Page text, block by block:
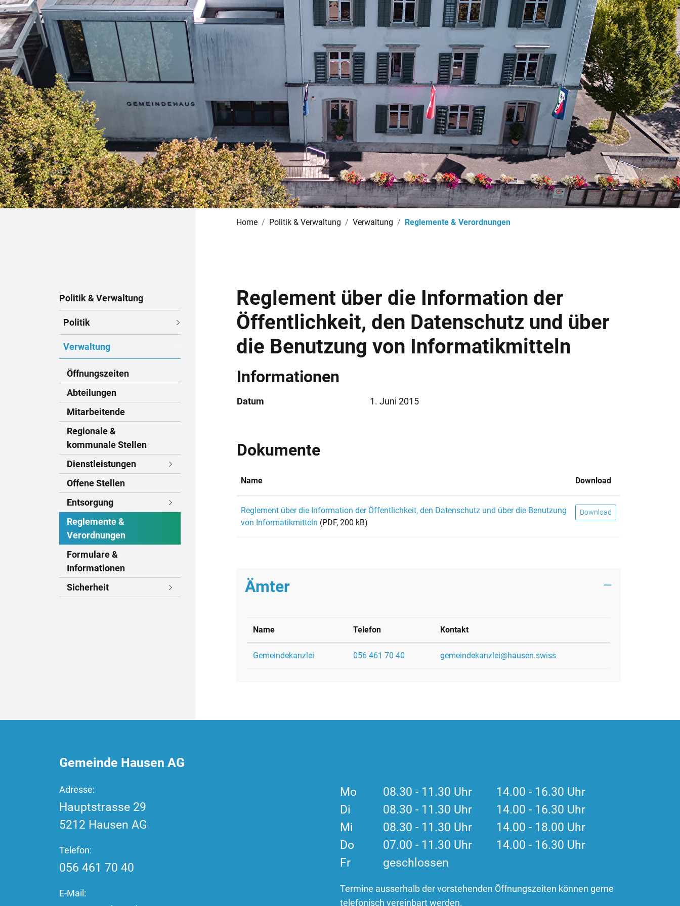
Home Politik & Verwaltung Verwaltung Reglemente & Verordnungen(ausgewählt)
Subnavigation
Politik & Verwaltung
Politik
Verwaltung
Öffnungszeiten
Abteilungen
Mitarbeitende
Regionale &
kommunale Stellen
Dienstleistungen
Offene Stellen
Entsorgung
Reglemente &
Verordnungen
(
a
u
s
Formulare &
Informationen
Sicherheit
Reglement über die Information der
Öffentlichkeit, den Datenschutz und über
die Benutzung von Informatikmitteln
Informationen
Datum 1. Juni 2015
Dokumente
Name Download
Reglement über die Information der Öffentlichkeit, den Datenschutz und über die Benutzung
von Informatikmitteln (PDF, 200 kB)
Download
Ämter
Name Telefon Kontakt
Gemeindekanzlei 056 461 70 40 gemeindekanzlei@hausen.swiss
Gemeinde Hausen AG
Adresse:
Hauptstrasse 29
5212 Hausen AG
Telefon:
056 461 70 40
E-Mail:
Mo
08.30 - 11.30 Uhr 14.00 - 16.30 Uhr
Di
08.30 - 11.30 Uhr 14.00 - 16.30 Uhr
Mi
08.30 - 11.30 Uhr 14.00 - 18.00 Uhr
Do
07.00 - 11.30 Uhr 14.00 - 16.30 Uhr
Fr
geschlossen
Termine ausserhalb der vorstehenden Öffnungszeiten können gerne
telefonisch vereinbart werden.